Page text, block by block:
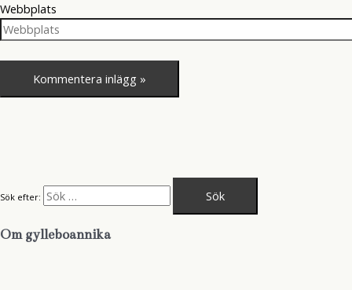
Webbplats
Sök efter:
Om gylleboannika